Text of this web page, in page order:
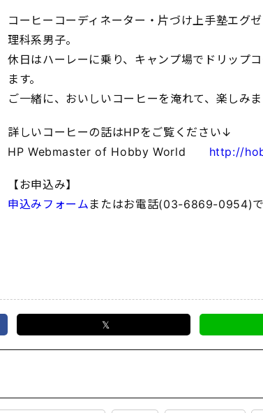
コーヒーコーディネーター・片づけ上手塾エグ
理科系男子。
休日はハーレーに乗り、キャンプ場でドリップ
ます。
ご一緒に、おいしいコーヒーを淹れて、楽しみま
詳しいコーヒーの話はHPをご覧ください↓
HP Webmaster of Hobby World http://
【お申込み】
申込みフォーム またはお電話(03-6869-0954)
𝕏